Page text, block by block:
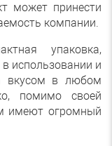
может принести
компании.
упаковка,
использовании и
вкусом в любом
помимо своей
имеют огромный